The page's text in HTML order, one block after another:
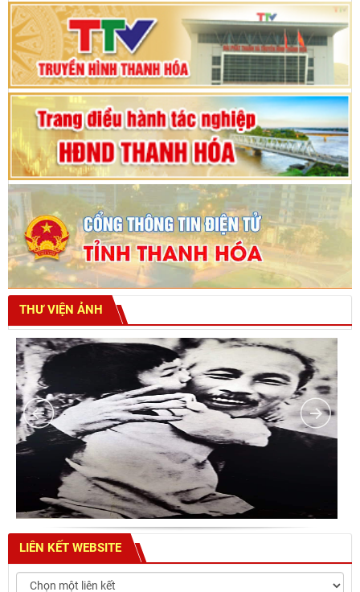
Bế mạc Kỳ họp thứ hai bốn, Hội đồng nhân dân
tỉnh khoá XVIII
THƯ VIỆN ẢNH
LIÊN KẾT WEBSITE